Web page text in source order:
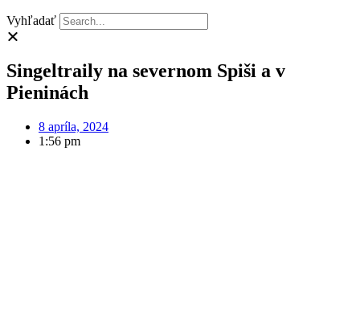
Vyhľadať
Singeltraily na severnom Spiši a v
Pieninách
8 apríla, 2024
1:56 pm